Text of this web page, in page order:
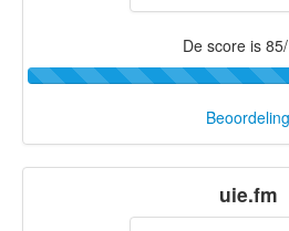
De score is
Beoordeling
uie.fm